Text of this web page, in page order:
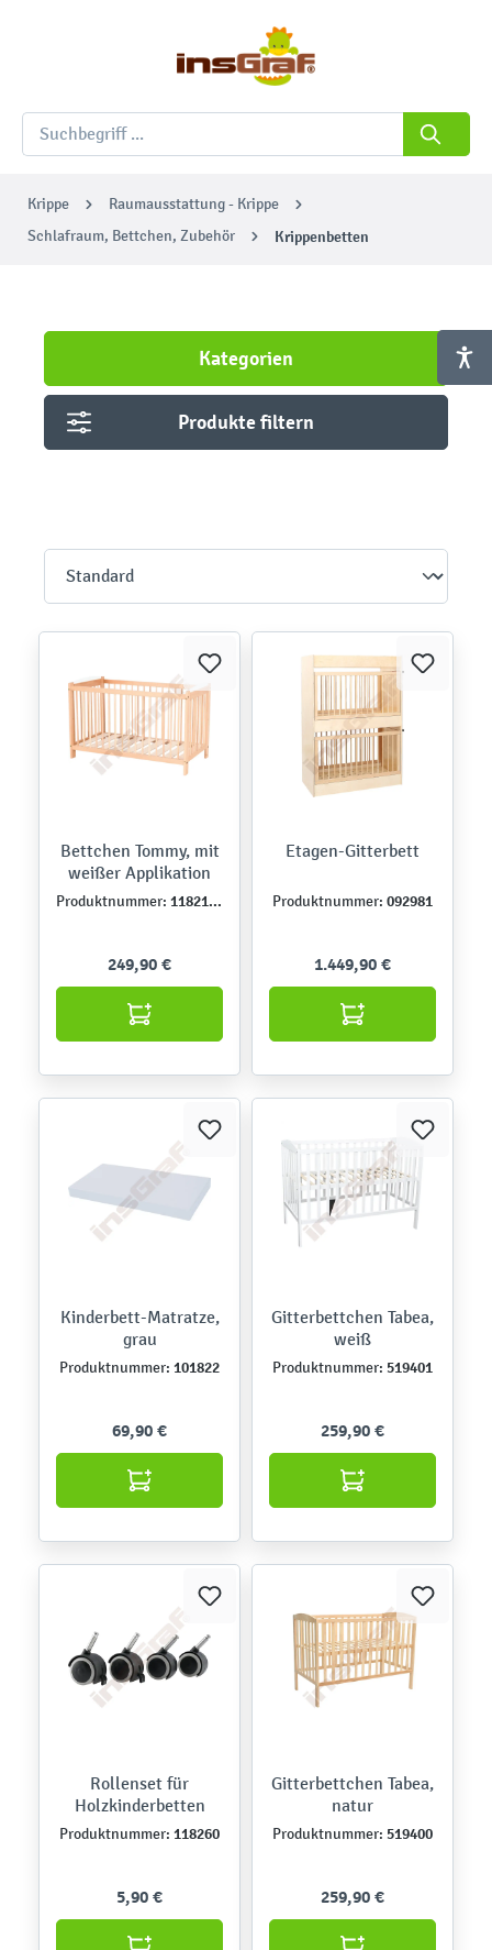
Krippe
Raumausstattung - Krippe
Schlafraum, Bettchen, Zubehör
Krippenbetten
Kategorien
Produkte filtern
Bettchen Tommy, mit
weißer Applikation
Produktnummer: 118212W
249,90 €
Etagen-Gitterbett
Produktnummer: 092981
1.449,90 €
Kinderbett-Matratze,
grau
Produktnummer: 101822
69,90 €
Gitterbettchen Tabea,
weiß
Produktnummer: 519401
259,90 €
Rollenset für
Holzkinderbetten
Produktnummer: 118260
5,90 €
Gitterbettchen Tabea,
natur
Produktnummer: 519400
259,90 €